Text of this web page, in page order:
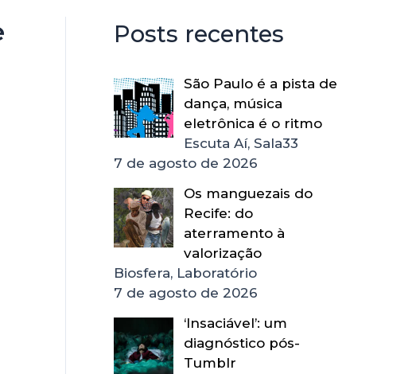
Posts recentes
São Paulo é a pista de
dança, música
eletrônica é o ritmo
Escuta Aí, Sala33
7 de agosto de 2026
Os manguezais do
Recife: do
aterramento à
valorização
Biosfera, Laboratório
7 de agosto de 2026
‘Insaciável’: um
diagnóstico pós-
Tumblr